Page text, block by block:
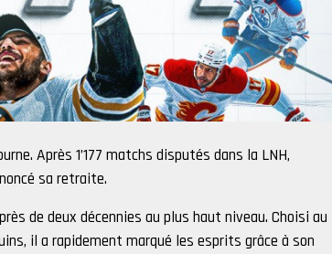
Après 1’177 matchs disputés dans la LNH,
sa retraite.
de deux décennies au plus haut niveau. Choisi au
il a rapidement marqué les esprits grâce à son